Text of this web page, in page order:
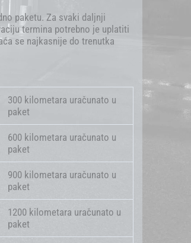
paketu. Za svaki daljnji
termina potrebno je uplatiti
se najkasnije do trenutka
300 kilometara uračunato u
paket
600 kilometara uračunato u
paket
900 kilometara uračunato u
paket
1200 kilometara uračunato u
paket